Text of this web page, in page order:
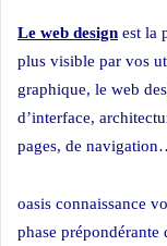
Le web design est la
plus visible par vos
graphique, le web
d’interface,
pages, de
oasis connaissance
phase prépondérante